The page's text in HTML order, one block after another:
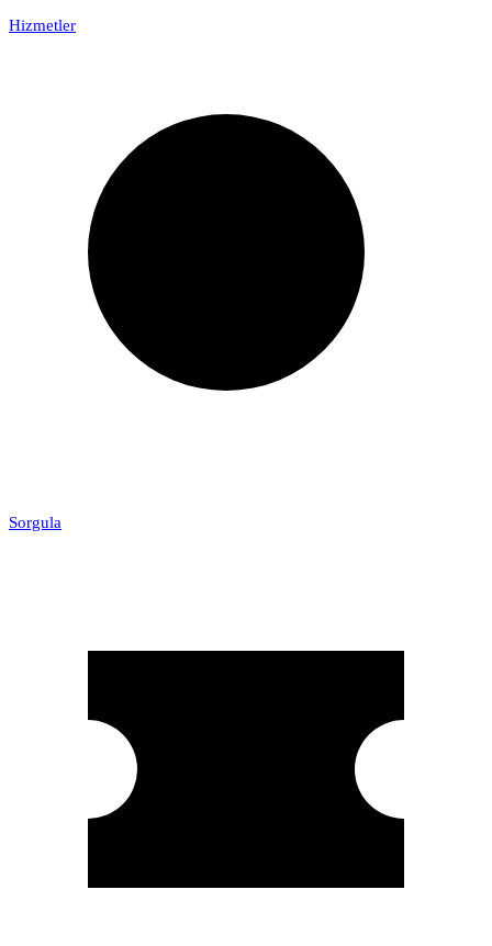
Hizmetler
Sorgula